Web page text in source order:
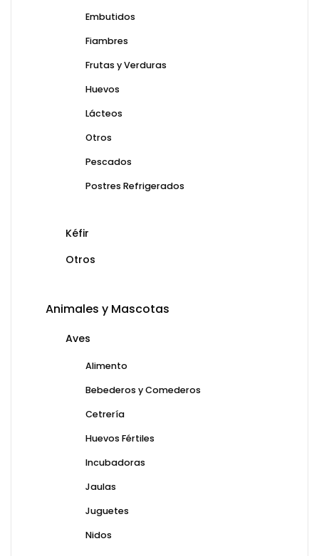
Embutidos
Fiambres
Frutas y Verduras
Huevos
Lácteos
Otros
Pescados
Postres Refrigerados
Kéfir
Otros
Animales y Mascotas
Aves
Alimento
Bebederos y Comederos
Cetrería
Huevos Fértiles
Incubadoras
Jaulas
Juguetes
Nidos